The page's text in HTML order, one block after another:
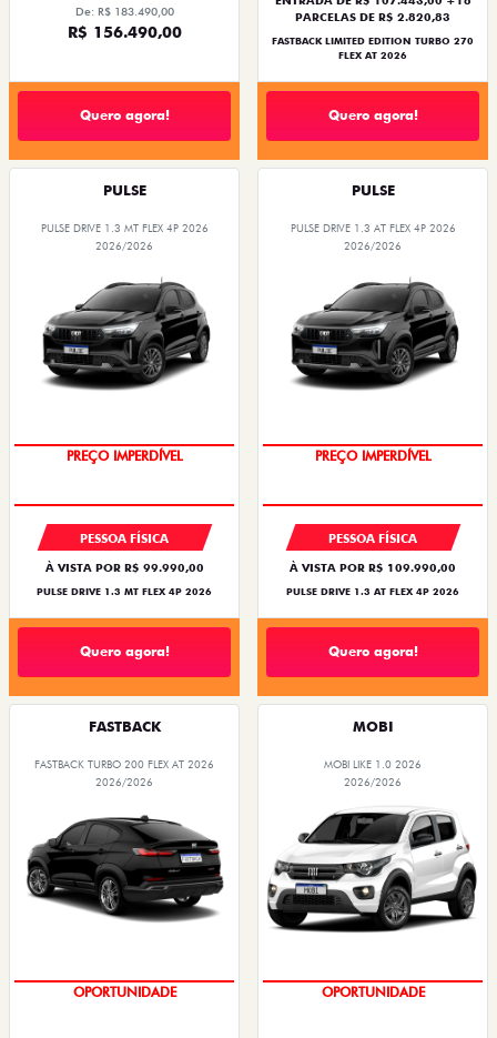
De: R$ 183.490,00
R$ 156.490,00
Quero agora!
PARCELAS DE R$ 2.820,83
FASTBACK LIMITED EDITION TURBO 270
FLEX AT 2026
Quero agora!
PULSE
PULSE DRIVE 1.3 MT FLEX 4P 2026
2026/2026
PREÇO IMPERDÍVEL
PESSOA FÍSICA
À VISTA POR R$ 99.990,00
PULSE DRIVE 1.3 MT FLEX 4P 2026
Quero agora!
PULSE
PULSE DRIVE 1.3 AT FLEX 4P 2026
2026/2026
PREÇO IMPERDÍVEL
PESSOA FÍSICA
À VISTA POR R$ 109.990,00
PULSE DRIVE 1.3 AT FLEX 4P 2026
Quero agora!
FASTBACK
FASTBACK TURBO 200 FLEX AT 2026
2026/2026
OPORTUNIDADE
MOBI
MOBI LIKE 1.0 2026
2026/2026
OPORTUNIDADE